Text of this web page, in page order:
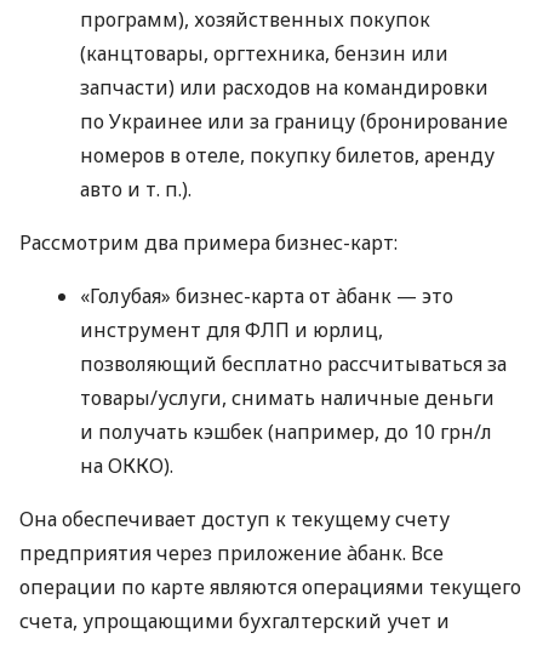
программ), хозяйственных покупок
(канцтовары, оргтехника, бензин или
запчасти) или расходов на командировки
по Украинее или за границу (бронирование
номеров в отеле, покупку билетов, аренду
авто и т. п.).
Рассмотрим два примера бизнес-карт:
«Голубая» бизнес-карта от àбанк — это
инструмент для ФЛП и юрлиц,
позволяющий бесплатно рассчитываться за
товары/услуги, снимать наличные деньги
и получать кэшбек (например, до 10 грн/л
на ОККО).
Она обеспечивает доступ к текущему счету
предприятия через приложение àбанк. Все
операции по карте являются операциями текущего
счета, упрощающими бухгалтерский учет и